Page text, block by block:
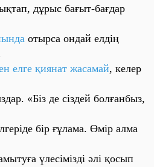
дұрыс бағыт-бағдар
отырса ондай елдің
елге қиянат жасамай, келер
«Біз де сіздей болғанбыз,
бір ғұлама. Өмір алма
үлесімізді әлі қосып